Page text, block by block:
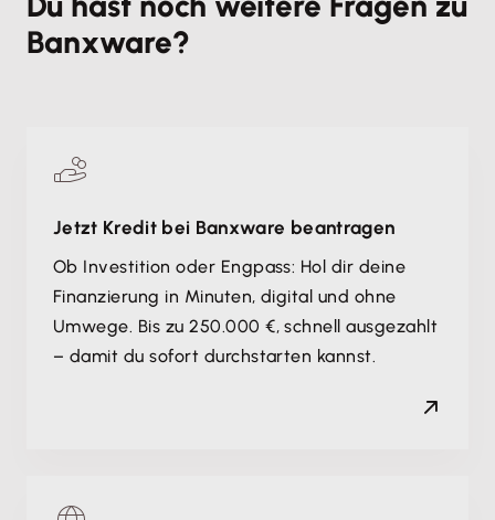
Kontenübersicht sowie die Unterlagen zum 31.12. des
Vorjahres als Umsatznachweis vorgelegt werden.
diese Unterlagen bereits ab einer Anfrage von
25.001 Euro.
ist kostenfrei. Für die tatsächliche Inanspruchnahme
des Kredites wird eine einmalige Gebühr erhoben,
Kosten auf Ihr Unternehmen zu.
Banxware?
Jetzt Kredit bei Banxware beantragen
Ob Investition oder Engpass: Hol dir deine
Finanzierung in Minuten, digital und ohne
Umwege. Bis zu 250.000 €, schnell ausgezahlt
– damit du sofort durchstarten kannst.